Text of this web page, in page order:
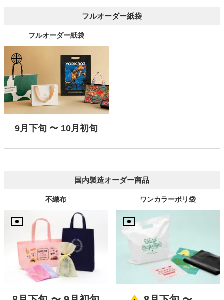
フルオーダー紙袋
フルオーダー紙袋
9月下旬 〜 10月初旬
国内製造オーダー商品
不織布 ワンカラーポリ袋